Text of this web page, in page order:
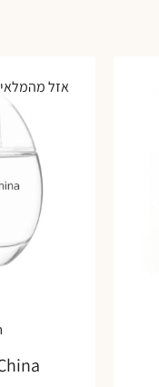
אזל מהמלאי